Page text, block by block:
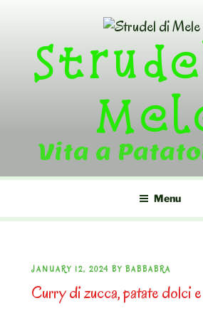
content
Vita a
Menu
POSTED
ON
JANUARY 12, 2024 BY BABBABRA
Curry di zucca, patate dolci